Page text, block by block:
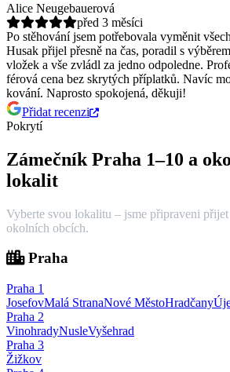
Alice Neugebauerová
před 3 měsíci
Po stěhování jsem potřebovala vyměnit
Husak přijel přesně na čas, poradil s
vložek a vše zvládl za jedno odpoledne.
férová cena bez skrytých příplatků. Navíc
kování. Naprosto spokojená, děkuji!
Přidat recenzi
Pokrytí
Zámečník Praha 1–10 a
lokalit
Vyberte svou lokalitu – jsme připraveni
okolních obcích.
Praha
Praha 1
JosefovMalá StranaNové MěstoHradčany
Praha 2
VinohradyNusleVyšehrad
Praha 3
Žižkov